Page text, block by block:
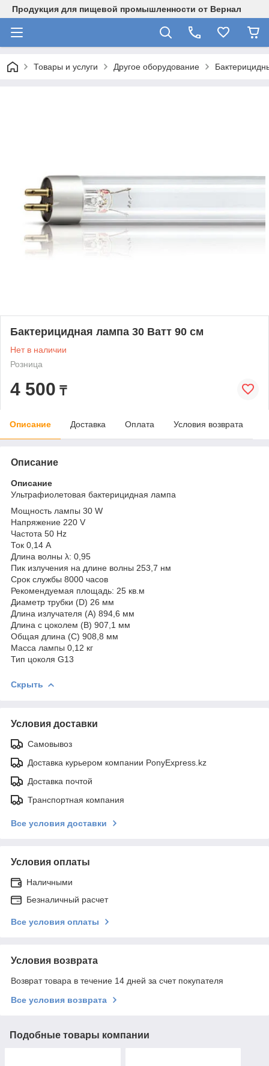
Продукция для пищевой промышленности от Вернал
Товары и услуги Другое оборудование
Бактерицидная лампа 30 Ватт 90 см
Нет в наличии
Розница
4 500 ₸
Описание Доставка Оплата Условия возврата
Описание
Описание
Ультрафиолетовая бактерицидная лампа
Мощность лампы 30 W
Напряжение 220 V
Частота 50 Hz
Ток 0,14 А
Длина волны λ: 0,95
Пик излучения на длине волны 253,7 нм
Срок службы 8000 часов
Рекомендуемая площадь: 25 кв.м
Диаметр трубки (D) 26 мм
Длина излучателя (A) 894,6 мм
Длина с цоколем (B) 907,1 мм
Общая длина (C) 908,8 мм
Масса лампы 0,12 кг
Тип цоколя G13
Скрыть
Условия доставки
Самовывоз
Доставка курьером компании PonyExpress.kz
Доставка почтой
Транспортная компания
Все условия доставки
Условия оплаты
Наличными
Безналичный расчет
Все условия оплаты
Условия возврата
Возврат товара в течение 14 дней за счет покупателя
Все условия возврата
Подобные товары компании